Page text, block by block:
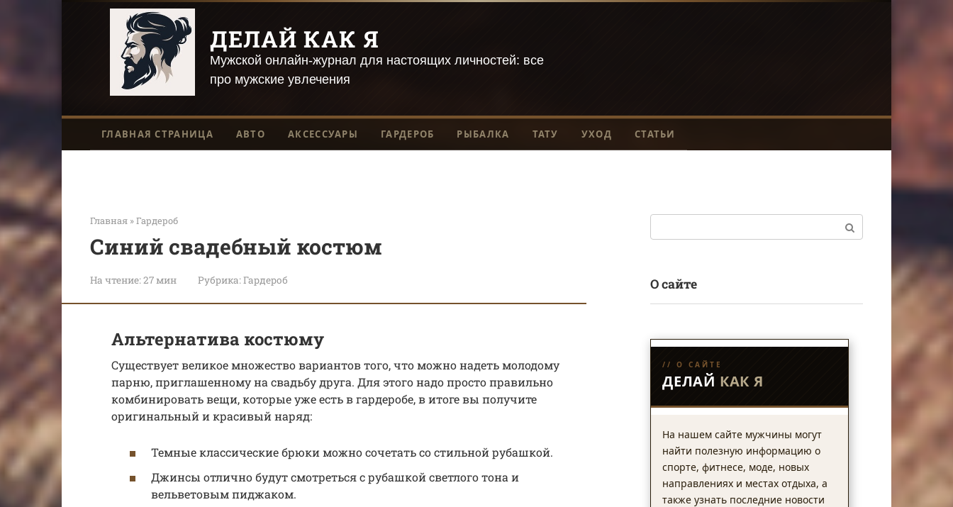
ДЕЛАЙ КАК Я
Мужской онлайн-журнал для настоящих личностей: все
про мужские увлечения
ГЛАВНАЯ СТРАНИЦА АВТО АКСЕССУАРЫ ГАРДЕРОБ РЫБАЛКА ТАТУ УХОД СТАТЬИ
Главная »Гардероб
Синий свадебный костюм
На чтение:27 мин Рубрика:Гардероб
Альтернатива костюму
Существует великое множество вариантов того, что можно надеть молодому
парню, приглашенному на свадьбу друга. Для этого надо просто правильно
комбинировать вещи, которые уже есть в гардеробе, в итоге вы получите
оригинальный и красивый наряд:
Темные классические брюки можно сочетать со стильной рубашкой.
Джинсы отлично будут смотреться с рубашкой светлого тона и
вельветовым пиджаком.
О сайте
// О САЙТЕ
ДЕЛАЙ КАК Я
На нашем сайте мужчины могут
найти полезную информацию о
спорте, фитнесе, моде, новых
направлениях и местах отдыха, а
также узнать последние новости